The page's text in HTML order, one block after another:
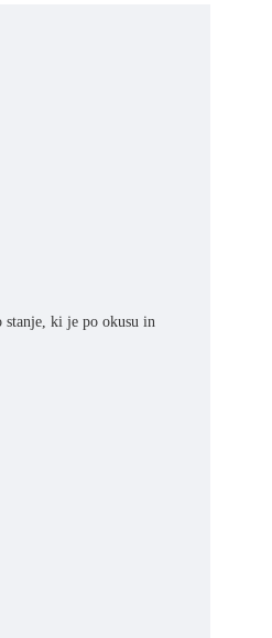
stanje, ki je po okusu in